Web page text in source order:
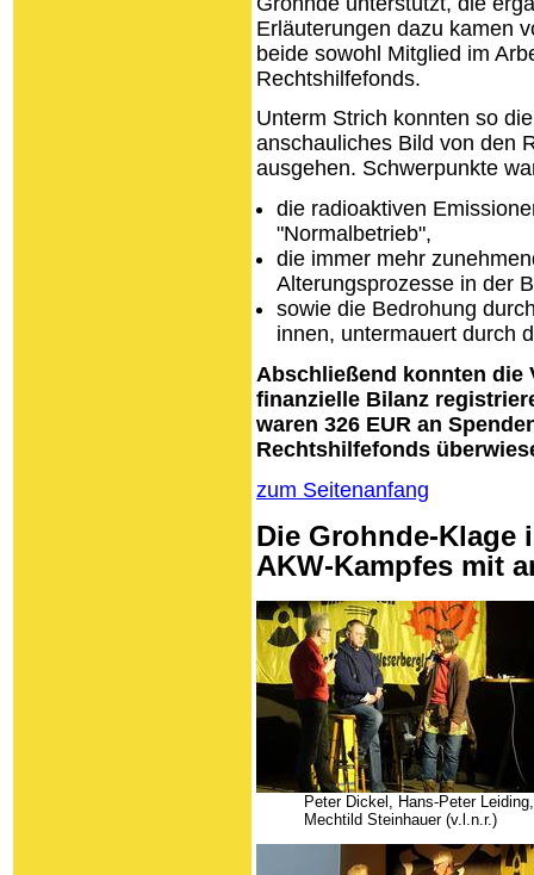
Erläuterungen dazu kamen
beide sowohl Mitglied im
Rechtshilfefonds.
Unterm Strich konnten so
anschauliches Bild von den
ausgehen. Schwerpunkte
die radioaktiven
"Normalbetrieb",
die immer mehr
Alterungsprozesse in der
sowie die Bedrohung
innen, untermauert durch
Abschließend konnten die
finanzielle Bilanz
waren 326 EUR an
Rechtshilfefonds
zum Seitenanfang
Die Grohnde-Klage
AKW-Kampfes mit
Peter Dickel, Hans-Peter Leiding,
Mechtild Steinhauer (v.l.n.r.)